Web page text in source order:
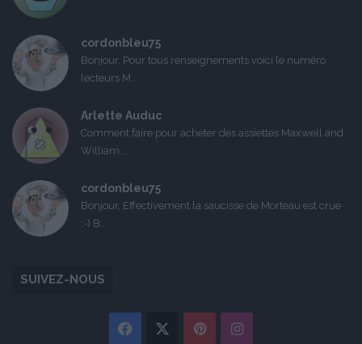
cordonbleu75
Bonjour, Pour tous renseignements voici le numéro
lecteurs M...
Arlette Auduc
Comment faire pour acheter des assiettes Maxwell and
William...
cordonbleu75
Bonjour, Effectivement la saucisse de Morteau est crue
:-) B...
SUIVEZ-NOUS
Facebook PinterestInstagram